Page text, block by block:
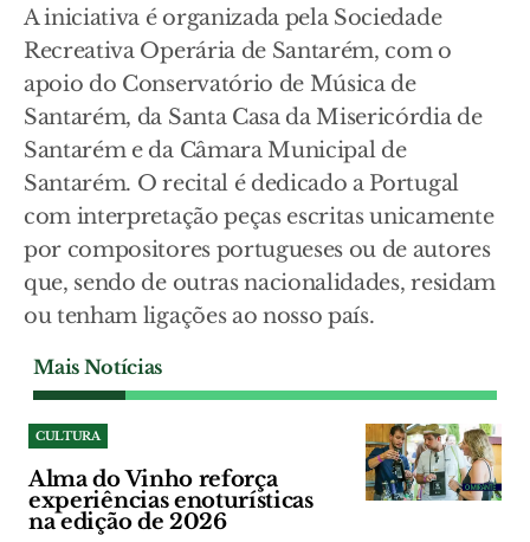
A iniciativa é organizada pela Sociedade
Recreativa Operária de Santarém, com o
apoio do Conservatório de Música de
Santarém, da Santa Casa da Misericórdia de
Santarém e da Câmara Municipal de
Santarém. O recital é dedicado a Portugal
com interpretação peças escritas unicamente
por compositores portugueses ou de autores
que, sendo de outras nacionalidades, residam
ou tenham ligações ao nosso país.
Mais Notícias
CULTURA
Alma do Vinho reforça
experiências enoturísticas
na edição de 2026